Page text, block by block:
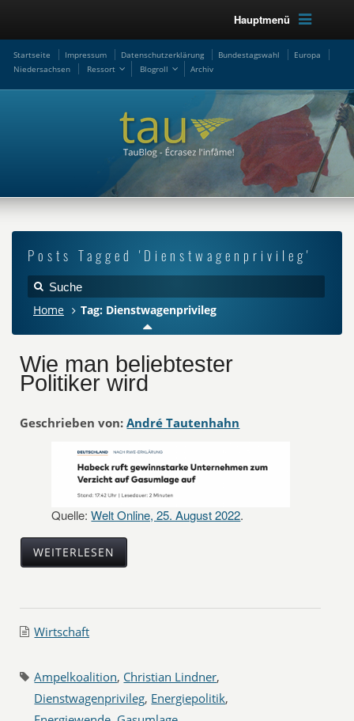
Hauptmenü
Startseite Impressum Datenschutzerklärung Bundestagswahl
Europa
Niedersachsen
Ressort Blogroll Archiv
Posts Tagged 'Dienstwagenprivileg'
Home Tag: Dienstwagenprivileg
Wie man beliebtester
Politiker wird
Geschrieben von: André Tautenhahn
Quelle:Welt Online, 25. August 2022.
WEITERLESEN
Wirtschaft
Ampelkoalition, Christian Lindner,
Dienstwagenprivileg, Energiepolitik,